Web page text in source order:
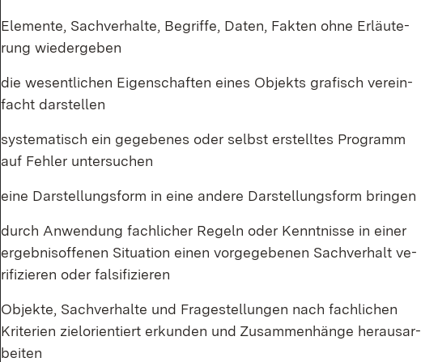
Ele­men­te, Sach­ver­hal­te, Be­grif­fe, Da­ten, Fak­ten oh­ne Er­läu­te­
rung wie­der­ge­ben
die we­sent­li­chen Ei­gen­schaf­ten ei­nes Ob­jekts gra­fisch ver­ein­
facht dar­stel­len
sys­te­ma­tisch ein ge­ge­be­nes oder selbst er­stell­tes Pro­gramm
auf Feh­ler un­ter­su­chen
ei­ne Dar­stel­lungs­form in ei­ne an­de­re Dar­stel­lungs­form brin­gen
durch An­wen­dung fach­li­cher Re­geln oder Kennt­nis­se in ei­ner
er­geb­nis­of­fe­nen Si­tua­ti­on ei­nen vor­ge­ge­be­nen Sach­ver­halt ve­
ri­fi­zie­ren oder fal­si­fi­zie­ren
Ob­jek­te, Sach­ver­hal­te und Fra­ge­stel­lun­gen nach fach­li­chen
Kri­te­ri­en ziel­ori­en­tiert er­kun­den und Zu­sam­men­hän­ge her­aus­ar­
bei­ten